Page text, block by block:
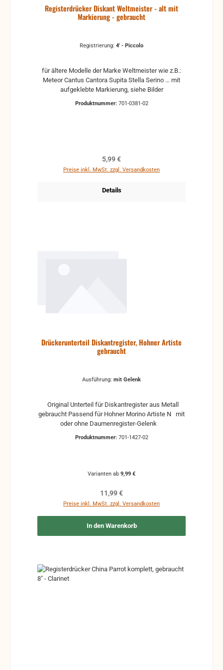
Registerdrücker Diskant Weltmeister - alt mit
Markierung - gebraucht
Registrierung: 4' - Piccolo
für ältere Modelle der Marke Weltmeister wie z.B.:
Meteor Cantus Cantora Supita Stella Serino … mit
aufgeklebte Markierung, siehe Bilder
Produktnummer: 701-0381-02
Regulärer Preis:
5,99 €
Preise inkl. MwSt. zzgl. Versandkosten
Details
Drückerunterteil Diskantregister, Hohner Artiste
gebraucht
Ausführung: mit Gelenk
gebraucht Passend für Hohner Morino Artiste N mit
Produktnummer: 701-1427-02
Varianten ab 9,99 €
Regulärer Preis:
11,99 €
Preise inkl. MwSt. zzgl. Versandkosten
In den Warenkorb